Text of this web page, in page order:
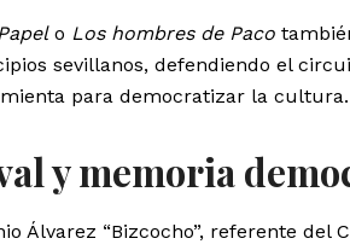
o Los hombres de Paco
sevillanos, defendiendo el
para democratizar la cultura.
y memoria
Álvarez “Bizcocho”, referente del